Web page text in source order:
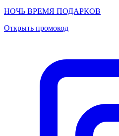
НОЧЬ ВРЕМЯ ПОДАРКОВ
Открыть промокод